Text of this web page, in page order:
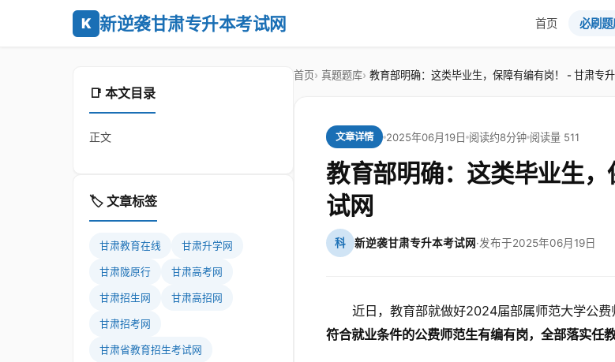
K 新逆袭甘肃专升本考试网 首页 必刷题
📑 本文目录
正文
🏷️ 文章标签
甘肃教育在线 甘肃升学网
甘肃陇原行 甘肃高考网
甘肃招生网 甘肃高招网
甘肃招考网
甘肃省教育招生考试网
首页 真题题库 教育部明确：这类毕业生，保障有编有岗！ - 甘肃专
文章详情 2025年06月19日 阅读约8分钟 阅读量 511
教育部明确：这类毕业生
试网
科 新逆袭甘肃专升本考试网·发布于2025年06月19日
近日，教育部就做好2024届部属师范大学公
符合就业条件的公费师范生有编有岗，全部落实任